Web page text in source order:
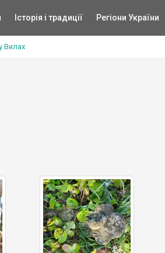
Історія і традиції Регіони України
Вилах